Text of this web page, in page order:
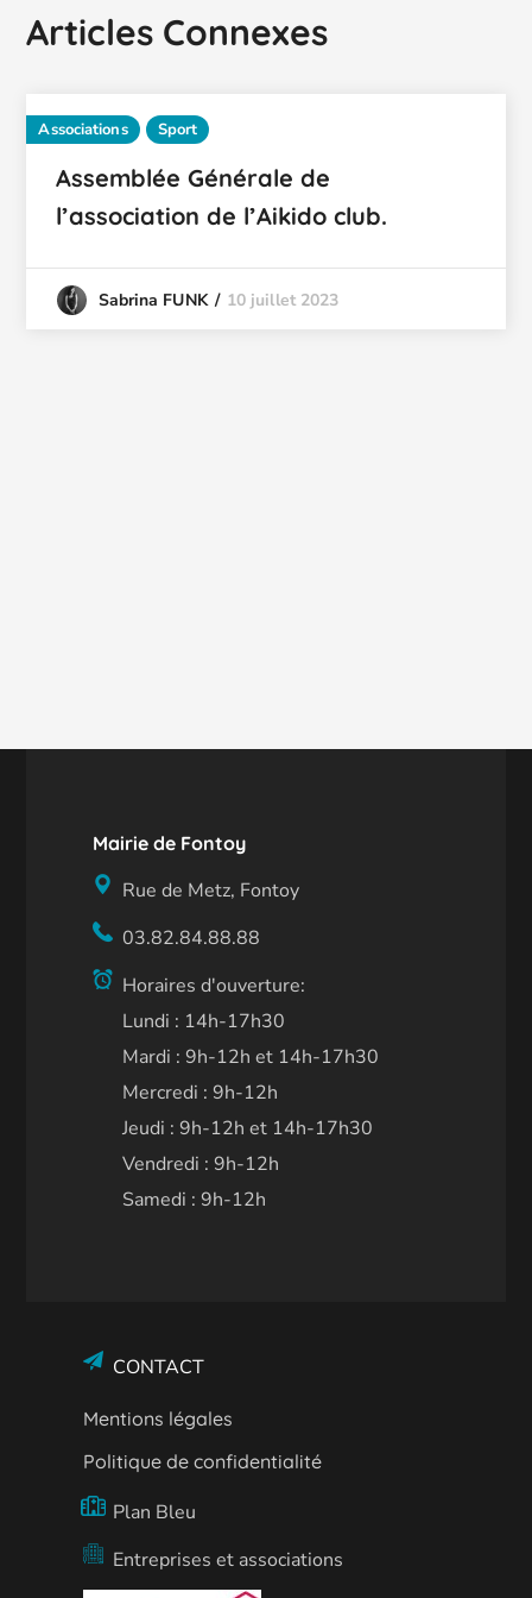
Articles Connexes
Associations Sport
Assemblée Générale de
l’association de l’Aikido club.
Sabrina FUNK 10 juillet 2023
Mairie de Fontoy
Rue de Metz, Fontoy
03.82.84.88.88
Horaires d'ouverture:
Lundi : 14h-17h30
Mardi : 9h-12h et 14h-17h30
Mercredi : 9h-12h
Jeudi : 9h-12h et 14h-17h30
Vendredi : 9h-12h
Samedi : 9h-12h
CONTACT
Mentions légales
Politique de confidentialité
Plan Bleu
Entreprises et associations